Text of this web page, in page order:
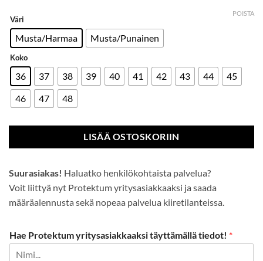
Väri
Musta/Harmaa Musta/Punainen
Koko
36 37 38 39 40 41 42 43 44
45
46
47 48
POISTA
LISÄÄ OSTOSKORIIN
Suurasiakas! Haluatko henkilökohtaista palvelua?
Voit liittyä nyt Protektum yritysasiakkaaksi ja saada
määräalennusta sekä nopeaa palvelua kiiretilanteissa.
Hae Protektum yritysasiakkaaksi täyttämällä tiedot! *